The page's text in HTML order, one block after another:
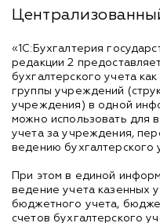
«1С:Бухгалтерия
редакции 2
бухгалтерского учета
группы учреждений
учреждения) в одной
можно использовать для
учета за учреждения,
ведению бухгалтерского
При этом в единой
ведение учета казенных
бюджетного учета,
счетов бухгалтерского